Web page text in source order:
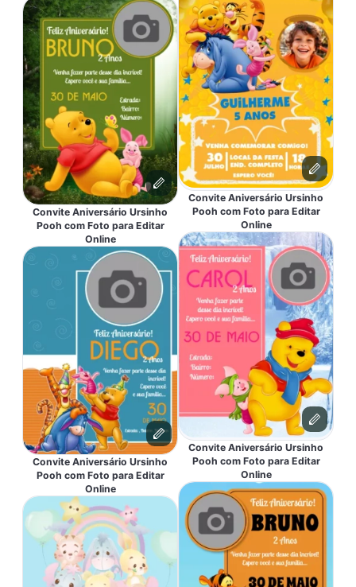
Convite Aniversário Ursinho
Pooh com Foto para Editar
Online
Convite Aniversário Ursinho
Pooh com Foto para Editar
Online
Convite Aniversário Ursinho
Pooh com Foto para Editar
Online
Convite Aniversário Ursinho
Pooh com Foto para Editar
Online